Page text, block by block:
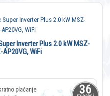
36
Inverter Plus 2.0 kW MSZ-
WiFi